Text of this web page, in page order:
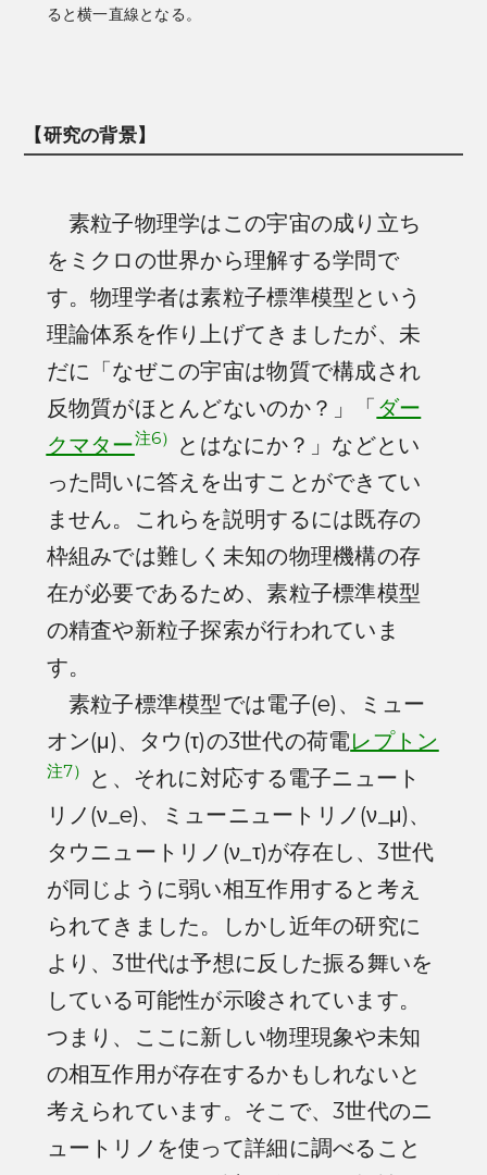
ると横一直線となる。
【研究の背景】
素粒子物理学はこの宇宙の成り立ち
をミクロの世界から理解する学問で
す。物理学者は素粒子標準模型という
理論体系を作り上げてきましたが、未
だに「なぜこの宇宙は物質で構成され
反物質がほとんどないのか？」「 ダー
クマター注6）
とはなにか？」などとい
った問いに答えを出すことができてい
ません。これらを説明するには既存の
枠組みでは難しく未知の物理機構の存
在が必要であるため、素粒子標準模型
の精査や新粒子探索が行われていま
す。
素粒子標準模型では電子(e)、ミュー
オン(μ)、タウ(τ)の3世代の荷電レプトン
注7）
と、それに対応する電子ニュート
リノ(ν_e)、ミューニュートリノ(ν_μ)、
タウニュートリノ(ν_τ)が存在し、3世代
が同じように弱い相互作用すると考え
られてきました。しかし近年の研究に
より、3世代は予想に反した振る舞いを
している可能性が示唆されています。
つまり、ここに新しい物理現象や未知
の相互作用が存在するかもしれないと
考えられています。そこで、3世代のニ
ュートリノを使って詳細に調べること